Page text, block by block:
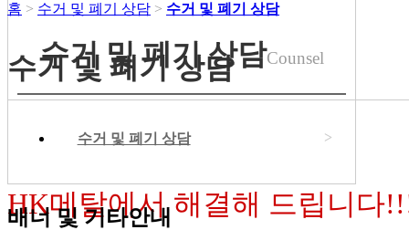
수거 및 폐기 상담Counsel
수거 및 폐기 상담 >
배너 및 기타안내
홈 > 수거 및 폐기 상담 > 수거 및 폐기 상담
수거 및 폐기 상담
당일상담! 당일수거! 당일입금!
HK메탈에서 해결해 드립니다